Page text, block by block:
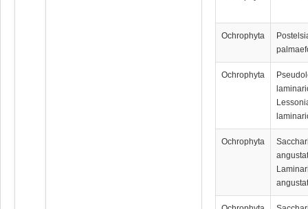
Ochrophyta
Ochrophyta
Ochrophyta